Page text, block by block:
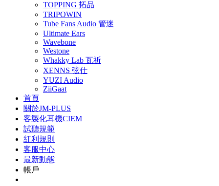
TOPPING 拓品
TRIPOWIN
Tube Fans Audio 管迷
Ultimate Ears
Wavebone
Westone
Whakky Lab 瓦祈
XENNS 弦仕
YUZI Audio
ZiiGaat
首頁
關於JM-PLUS
客製化耳機CIEM
試聽規範
紅利規則
客服中心
最新動態
帳戶